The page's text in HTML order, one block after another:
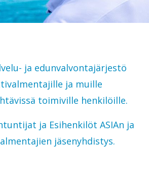
ja edunvalvontajärjestö
ja muille
toimiville henkilöille.
ja Esihenkilöt ASIAn ja
jäsenyhdistys.